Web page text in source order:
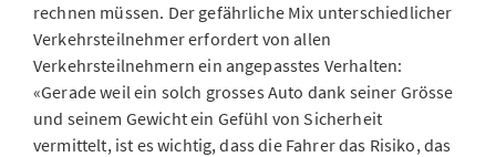
rechnen müssen. Der gefährliche Mix unterschiedlicher
Verkehrsteilnehmer erfordert von allen
Verkehrsteilnehmern ein angepasstes Verhalten:
«Gerade weil ein solch grosses Auto dank seiner Grösse
und seinem Gewicht ein Gefühl von Sicherheit
vermittelt, ist es wichtig, dass die Fahrer das Risiko, das